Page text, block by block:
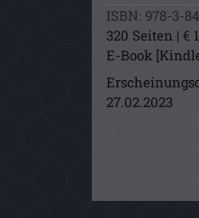
ISBN: 978-3-
320 Seiten | €
E-Book
27.02.2023